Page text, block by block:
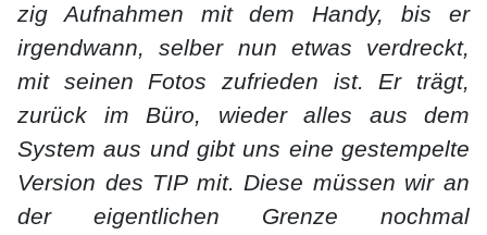
zig Aufnahmen mit dem Handy, bis er
irgendwann, selber nun etwas verdreckt,
mit seinen Fotos zufrieden ist. Er trägt,
zurück im Büro, wieder alles aus dem
System aus und gibt uns eine gestempelte
Version des TIP mit. Diese müssen wir an
der eigentlichen Grenze nochmal